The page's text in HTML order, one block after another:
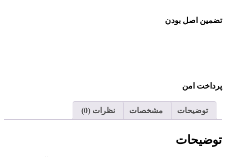
تضمین اصل بودن
پرداخت امن
توضیحات مشخصات نظرات (0)
توضیحات